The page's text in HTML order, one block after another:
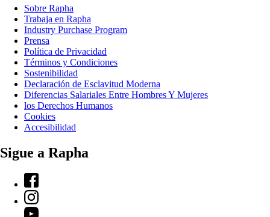
Sobre Rapha
Trabaja en Rapha
Industry Purchase Program
Prensa
Política de Privacidad
Términos y Condiciones
Sostenibilidad
Declaración de Esclavitud Moderna
Diferencias Salariales Entre Hombres Y Mujeres
los Derechos Humanos
Cookies
Accesibilidad
Sigue a Rapha
Facebook
Instagram
YouTube